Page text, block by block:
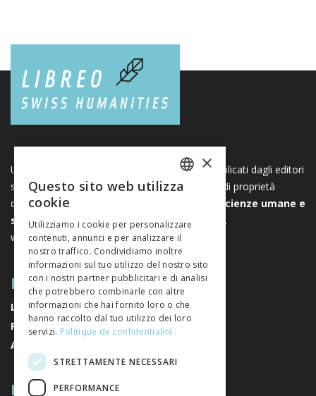
Una piattaforma unica per i libri e le riviste pubblicati dagli editori
svizzeri di scienze umane e sociali. Libreo.ch è di proprietà
dell’
Associazione svizzera degli editori di scienze umane e
sociali. È un’associazione senza scopo di lucro.
www.editeurssuisses.ch
MAPPA DEL SITO
LIBRI
RIVISTE
AUTORI
RIGUARDO A NOI
FRENCH
×
Questo sito web utilizza
cookie
Utilizziamo i cookie per personalizzare
contenuti, annunci e per analizzare il
nostro traffico. Condividiamo inoltre
informazioni sul tuo utilizzo del nostro sito
con i nostri partner pubblicitari e di analisi
che potrebbero combinarle con altre
informazioni che hai fornito loro o che
hanno raccolto dal tuo utilizzo dei loro
servizi. Politique de confidentialité
STRETTAMENTE NECESSARI
PERFORMANCE